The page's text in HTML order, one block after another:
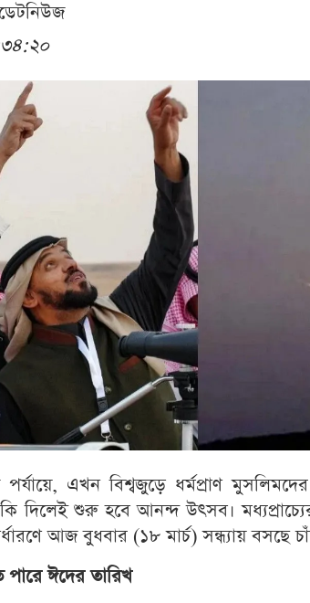
এখন বিশ্বজুড়ে ধর্মপ্রাণ
দিলেই শুরু হবে আনন্দ উৎসব।
আজ বুধবার (১৮ মার্চ) সন্ধ্যায় বসছে
পারে ঈদের তারিখ